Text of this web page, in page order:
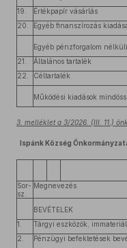
19.
Értékpapír vásárlás
20.
Egyéb finanszírozás
Egyéb pénzforgalom
21.
Általános tartalék
22.
Céltartalék
Működési kiadások
3. melléklet a 3/2026. (III. 11.)
Ispánk Község
Sor-
sz.
Megnevezés
BEVÉTELEK
1.
Tárgyi eszközök,
2.
Pénzügyi befektetések